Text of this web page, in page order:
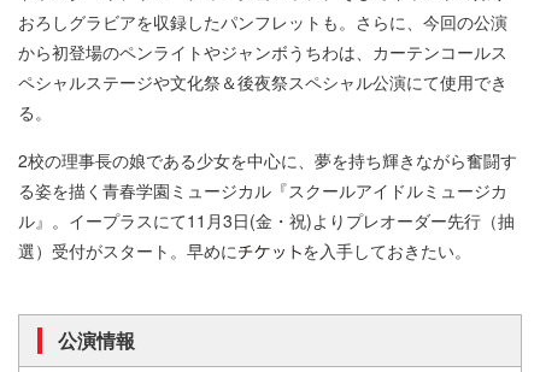
おろしグラビアを収録したパンフレットも。さらに、今回の公演
から初登場のペンライトやジャンボうちわは、カーテンコールス
ペシャルステージや文化祭＆後夜祭スペシャル公演にて使用でき
る。
2校の理事長の娘である少女を中心に、夢を持ち輝きながら奮闘す
る姿を描く青春学園ミュージカル『スクールアイドルミュージカ
ル』。イープラスにて11月3日(金・祝)よりプレオーダー先行（抽
選）受付がスタート。早めに
を入手しておきたい。
公演情報